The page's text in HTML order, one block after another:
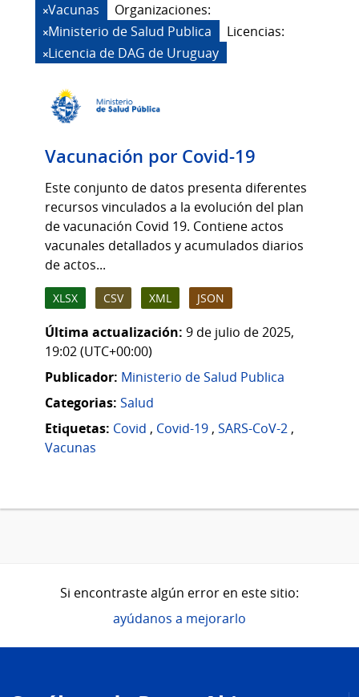
Vacunas
Organizaciones:
Ministerio de Salud Publica
Licencias:
Licencia de DAG de Uruguay
Vacunación por Covid-19
Este conjunto de datos presenta diferentes
recursos vinculados a la evolución del plan
de vacunación Covid 19. Contiene actos
vacunales detallados y acumulados diarios
de actos...
XLSX CSV XML JSON
Última actualización: 9 de julio de 2025,
19:02 (UTC+00:00)
Publicador: Ministerio de Salud Publica
Categorias: Salud
Etiquetas: Covid , Covid-19 , SARS-CoV-2 ,
Vacunas
Si encontraste algún error en este sitio:
ayúdanos a mejorarlo
de